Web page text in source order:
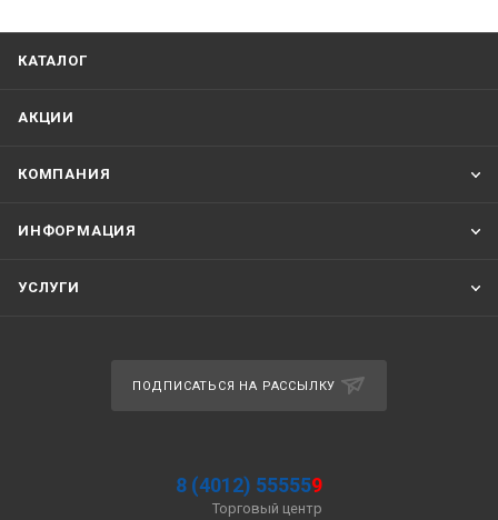
КАТАЛОГ
АКЦИИ
КОМПАНИЯ
ИНФОРМАЦИЯ
УСЛУГИ
ПОДПИСАТЬСЯ НА РАССЫЛКУ
8 (4012) 555559
Торговый центр